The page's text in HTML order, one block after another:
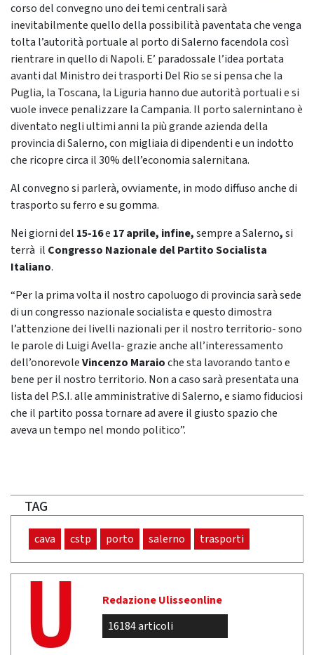
corso del convegno uno dei temi centrali sarà
inevitabilmente quello della possibilità paventata che venga
tolta l’autorità portuale al porto di Salerno facendola così
rientrare in quello di Napoli. E’ paradossale l’idea portata
avanti dal Ministro dei trasporti Del Rio se si pensa che la
Puglia, la Toscana, la Liguria hanno due autorità portuali e si
vuole invece penalizzare la Campania. Il porto salernintano è
diventato negli ultimi anni la più grande azienda della
provincia di Salerno, con migliaia di dipendenti e un indotto
che ricopre circa il 30% dell’economia salernitana.
Al convegno si parlerà, ovviamente, in modo diffuso anche di
trasporto su ferro e su gomma.
Nei giorni del 15-16e 17 aprile, infine,sempre a Salerno,si
terrà il Congresso Nazionale del Partito Socialista
Italiano.
“Per la prima volta il nostro capoluogo di provincia sarà sede
di un congresso nazionale socialista e questo dimostra
l’attenzione dei livelli nazionali per il nostro territorio- sono
le parole di Luigi Avella- grazie anche all’interessamento
dell’onorevoleVincenzo Maraioche sta lavorando tanto e
bene per il nostro territorio. Non a caso sarà presentata una
lista del P.S.I. alle amministrative di Salerno, e siamo fiduciosi
che il partito possa tornare ad avere il giusto spazio che
aveva un tempo nel mondo politico”.
TAG
cava cstp porto salerno trasporti
Redazione Ulisseonline
16184 articoli